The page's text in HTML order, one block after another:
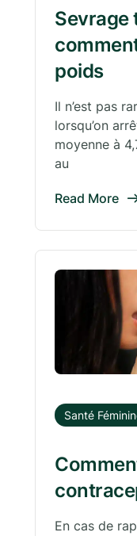
Sevrage
poids
Il n’est pas
lorsqu’on
moyenne à
au
Read More
Santé
En cas de